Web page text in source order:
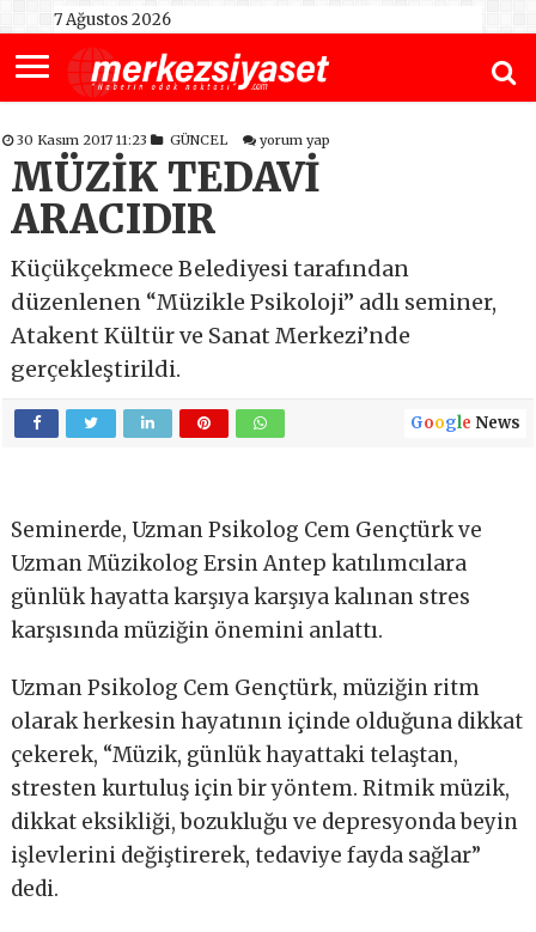
7 Ağustos 2026
30 Kasım 2017 11:23 GÜNCEL yorum yap
MÜZİK TEDAVİ
ARACIDIR
Küçükçekmece Belediyesi tarafından
düzenlenen “Müzikle Psikoloji” adlı seminer,
Atakent Kültür ve Sanat Merkezi’nde
gerçekleştirildi.
Google News
Seminerde, Uzman Psikolog Cem Gençtürk ve
Uzman Müzikolog Ersin Antep katılımcılara
günlük hayatta karşıya karşıya kalınan stres
karşısında müziğin önemini anlattı.
Uzman Psikolog Cem Gençtürk, müziğin ritm
olarak herkesin hayatının içinde olduğuna dikkat
çekerek, “Müzik, günlük hayattaki telaştan,
stresten kurtuluş için bir yöntem. Ritmik müzik,
dikkat eksikliği, bozukluğu ve depresyonda beyin
işlevlerini değiştirerek, tedaviye fayda sağlar”
dedi.